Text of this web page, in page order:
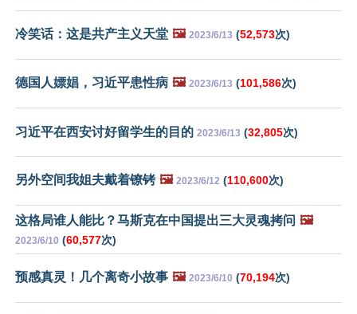
冷笑话：这是共产主义天堂 🖼️ 2023/6/13 (52,573次)
德国人嫖娼，习近平患性病 🖼️ 2023/6/13 (101,586次)
习近平在西安讨好留学生的目的 2023/6/13 (32,805次)
另外空间我姐夫戴着镣铐 🖼️ 2023/6/12 (110,600次)
这格局谁人能比？马斯克在中国提出三大灵魂拷问 🖼️
2023/6/10 (60,577次)
预感真灵！几个离奇小故事 🖼️ 2023/6/10 (70,194次)